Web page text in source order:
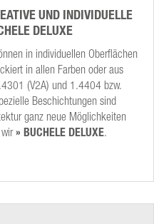
UND INDIVIDUELLE
DELUXE
in individuellen Oberflächen
in allen Farben oder aus
(V2A) und 1.4404 bzw.
Beschichtungen sind
ganz neue Möglichkeiten
» BUCHELE DELUXE.